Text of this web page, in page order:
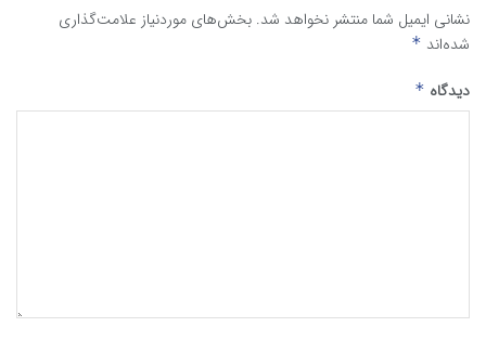
نشانی ایمیل شما منتشر نخواهد شد. بخش‌های موردنیاز علامت‌گذاری
شده‌اند *
دیدگاه *